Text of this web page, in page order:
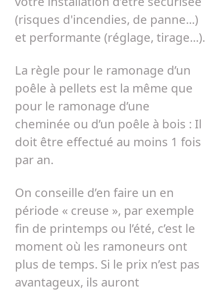
(risques d'incendies, de panne...)
et performante (réglage, tirage...).
La règle pour le ramonage d’un
poêle à pellets est la même que
pour le ramonage d’une
cheminée ou d’un poêle à bois : Il
doit être effectué au moins 1 fois
par an.
On conseille d’en faire un en
période « creuse », par exemple
fin de printemps ou l’été, c’est le
moment où les ramoneurs ont
plus de temps. Si le prix n’est pas
avantageux, ils auront